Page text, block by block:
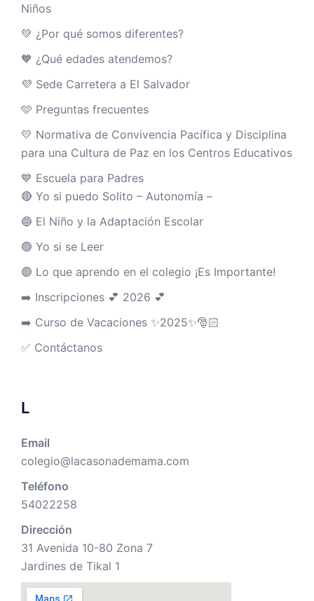
Niños
💚 ¿Por qué somos diferentes?
🧡 ¿Qué edades atendemos?
💜 Sede Carretera a El Salvador
🩵 Preguntas frecuentes
💛 Normativa de Convivencia Pacífica y Disciplina
para una Cultura de Paz en los Centros Educativos
💙 Escuela para Padres
🔴 Yo si puedo Solito – Autonomía –
🔵 El Niño y la Adaptación Escolar
🟢 Yo si se Leer
🟣 Lo que aprendo en el colegio ¡Es Importante!
➡️ Inscripciones 💕 2026 💕
➡️ Curso de Vacaciones ✨2025✨🎅🏻
✅ Contáctanos
L
Email
colegio@lacasonademama.com
Teléfono
54022258
Dirección
31 Avenida 10-80 Zona 7
Jardines de Tikal 1